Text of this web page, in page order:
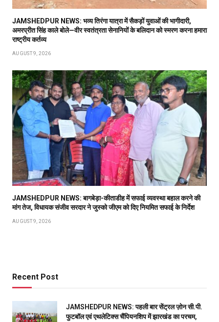
JAMSHEDPUR NEWS: भव्य तिरंगा यात्रा में सैकड़ों युवाओं की भागीदारी,
अमरप्रीत सिंह काले बोले—वीर स्वतंत्रता सेनानियों के बलिदान को स्मरण करना हमारा
राष्ट्रीय कर्तव्य
AUGUST 9, 2026
JAMSHEDPUR NEWS: बागबेड़ा-कीताडीह में सफाई व्यवस्था बहाल करने की
मांग तेज, विधायक संजीव सरदार ने जुस्को जीएम को दिए नियमित सफाई के निर्देश
AUGUST 9, 2026
Recent Post
JAMSHEDPUR NEWS: पहली बार सेंट्रल ज़ोन सी.पी.
फुटबॉल एवं एथलेटिक्स चैंपियनशिप में झारखंड का परचम,